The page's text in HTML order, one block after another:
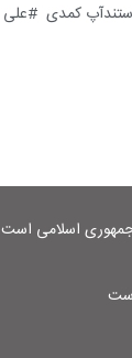
کمدی
اسلامی است